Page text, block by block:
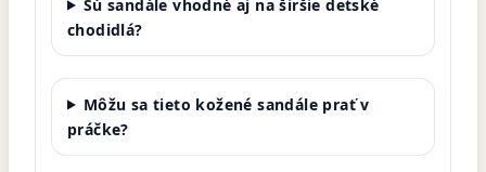
Sú sandále vhodné aj na širšie detské
chodidlá?
Môžu sa tieto kožené sandále prať v
práčke?